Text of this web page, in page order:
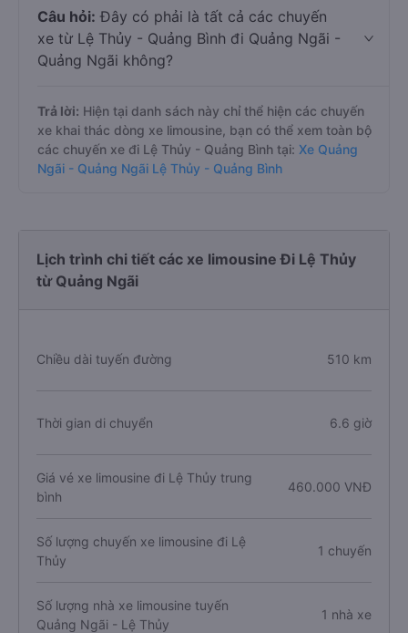
Câu hỏi: Đây có phải là tất cả các chuyến
xe từ Lệ Thủy - Quảng Bình đi Quảng Ngãi -
Quảng Ngãi không?
Trả lời: Hiện tại danh sách này chỉ thể hiện các chuyến
xe khai thác dòng xe limousine, bạn có thể xem toàn bộ
các chuyến xe đi Lệ Thủy - Quảng Bình tại: Xe Quảng
Ngãi - Quảng Ngãi Lệ Thủy - Quảng Bình
Lịch trình chi tiết các xe limousine Đi Lệ Thủy
từ Quảng Ngãi
Chiều dài tuyến đường 510 km
Thời gian di chuyển 6.6 giờ
Giá vé xe limousine đi Lệ Thủy trung
bình
460.000 VNĐ
Số lượng chuyến xe limousine đi Lệ
Thủy
1 chuyến
Số lượng nhà xe limousine tuyến
Quảng Ngãi - Lệ Thủy
1 nhà xe